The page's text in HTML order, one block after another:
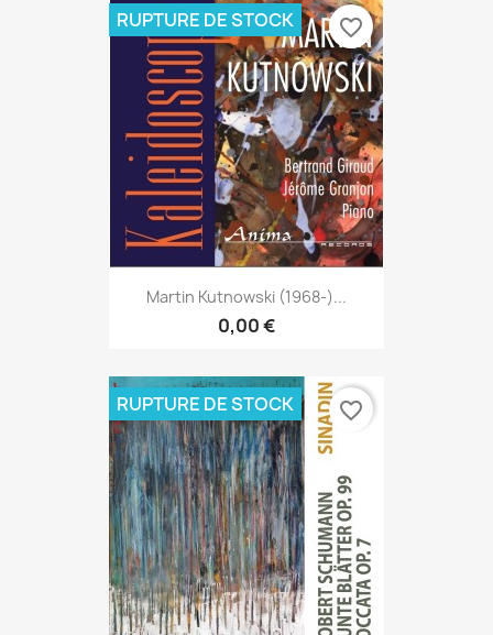
Martin Kutnowski (1968-)...
0,00 €
RUPTURE DE STOCK favorite_border
RUPTURE DE STOCK favorite_border